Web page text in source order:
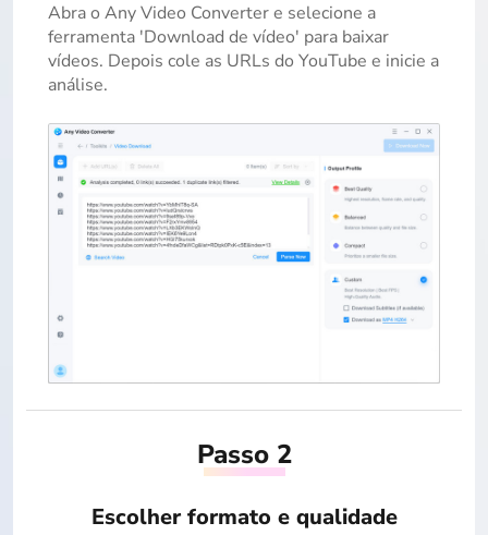
Abra o Any Video Converter e selecione a
ferramenta 'Download de vídeo' para baixar
vídeos. Depois cole as URLs do YouTube e inicie a
análise.
Passo 2
Escolher formato e qualidade